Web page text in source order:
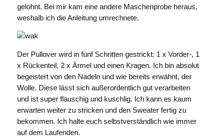
gelohnt. Bei mir kam eine andere Maschenprobe heraus,
weshalb ich die Anleitung umrechnete.
Der Pullover wird in fünf Schritten gestrickt: 1 x Vorder-, 1
x Rückenteil, 2 x Ärmel und einen Kragen. Ich bin absolut
begeistert von den Nadeln und wie bereits erwähnt, der
Wolle. Diese lässt sich außerordentlich gut verarbeiten
und ist super flauschig und kuschlig. Ich kann es kaum
erwarten weiter zu stricken und den Sweater fertig zu
bekommen. Ich halte euch selbstverständlich wie immer
auf dem Laufenden.